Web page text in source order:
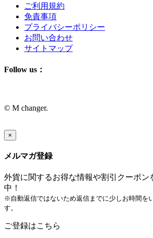
ご利用規約
免責事項
プライバシーポリシー
お問い合わせ
サイトマップ
Follow us：
© M changer.
×
メルマガ登録
外貨に関するお得な情報や割引クーポン
中！
※自動返信ではないため返信までに少しお時間を
す。
ご登録はこちら